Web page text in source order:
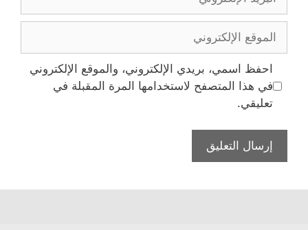
الإلكتروني
الموقع
الإلكتروني
احفظ اسمي، بريدي الإلكتروني، والموقع الإلكتروني
في هذا المتصفح لاستخدامها المرة المقبلة في
تعليقي.